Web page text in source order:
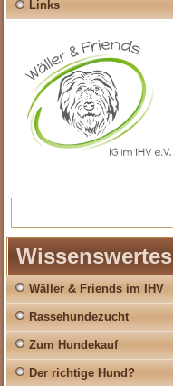
Links
Wissenswertes
Wäller & Friends im IHV
Rassehundezucht
Zum Hundekauf
Der richtige Hund?